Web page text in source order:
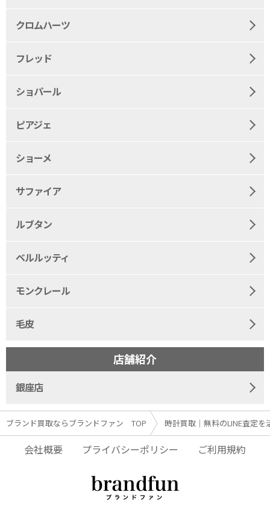
ブランド買取ならブランドファン TOP 時計買取｜無料のLINE査定を
クロムハーツ
フレッド
ショパール
ピアジェ
ショーメ
サファイア
ルブタン
ベルルッティ
モンクレール
毛皮
店舗紹介
銀座店
会社概要 プライバシーポリシー ご利用規約